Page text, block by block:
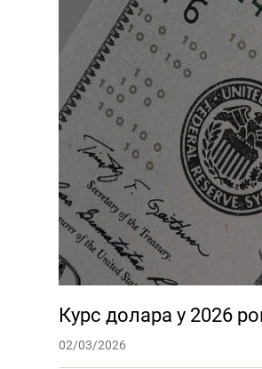
Курс долара у 2026
02/03/2026